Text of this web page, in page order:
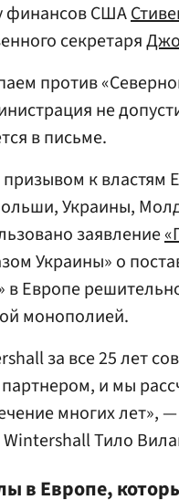
финансов США
секретаря
против
не
в письме.
к властям
Украины,
заявление
Украины» о
в Европе
монополией.
за все 25 лет
и мы
многих лет»,
Тило
в Европе,